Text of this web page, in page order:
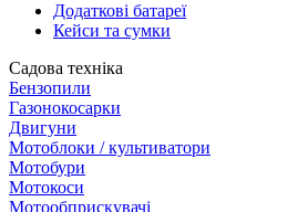
Додаткові батареї
Кейси та сумки
Садова техніка
Бензопили
Газонокосарки
Двигуни
Мотоблоки / культиватори
Мотобури
Мотокоси
Мотообприскувачі